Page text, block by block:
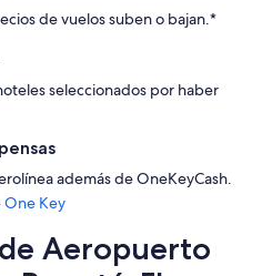
de vuelos suben o bajan.*
seleccionados por haber
además de OneKeyCash.
One Key
Aeropuerto